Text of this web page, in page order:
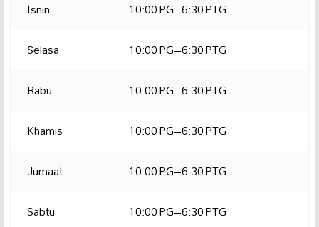
Isnin
10:00 PG–6:30 PTG
Selasa
10:00 PG–6:30 PTG
Rabu
10:00 PG–6:30 PTG
Khamis
10:00 PG–6:30 PTG
Jumaat
10:00 PG–6:30 PTG
Sabtu
10:00 PG–6:30 PTG